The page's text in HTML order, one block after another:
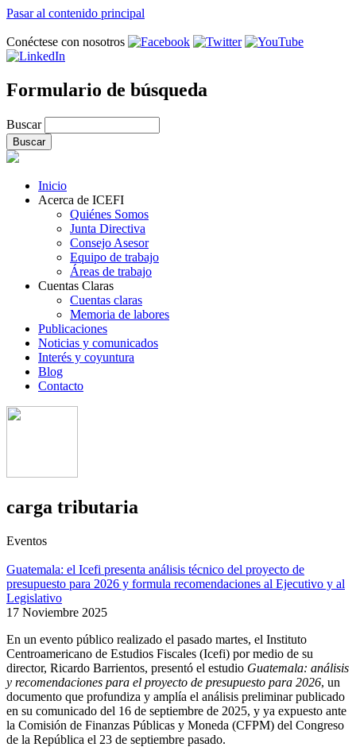
Pasar al contenido principal
Conéctese con nosotros
Formulario de búsqueda
Buscar
Inicio
Acerca de ICEFI
Quiénes Somos
Junta Directiva
Consejo Asesor
Equipo de trabajo
Áreas de trabajo
Cuentas Claras
Cuentas claras
Memoria de labores
Publicaciones
Noticias y comunicados
Interés y coyuntura
Blog
Contacto
carga tributaria
Eventos
Guatemala: el Icefi presenta análisis técnico del proyecto de
presupuesto para 2026 y formula recomendaciones al Ejecutivo y al
Legislativo
17 Noviembre 2025
En un evento público realizado el pasado martes, el Instituto
Centroamericano de Estudios Fiscales (Icefi) por medio de su
director, Ricardo Barrientos, presentó el estudio Guatemala: análisis
y recomendaciones para el proyecto de presupuesto para 2026, un
documento que profundiza y amplía el análisis preliminar publicado
en su comunicado del 16 de septiembre de 2025, y ya expuesto ante
la Comisión de Finanzas Públicas y Moneda (CFPM) del Congreso
de la República el 23 de septiembre pasado.